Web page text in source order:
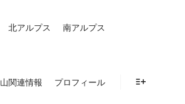
北アルプス 南アルプス
山関連情報 プロフィール